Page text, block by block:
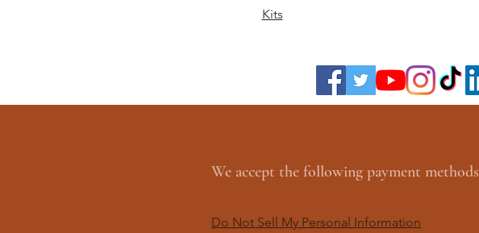
Kits
We accept the following payment methods
Do Not Sell My Personal Information